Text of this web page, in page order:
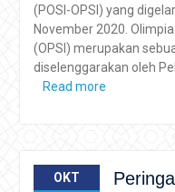
(POSI-OPSI) yang
November 2020.
(OPSI) merupakan
diselenggarakan oleh
Read more
OKT